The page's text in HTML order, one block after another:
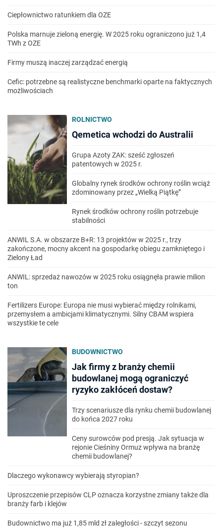
Ciepłownictwo ratunkiem dla OZE
Polska marnuje zieloną energię. W 2025 roku ograniczono już 1,4
TWh z OZE
Firmy muszą inaczej zarządzać energią
Cefic: potrzebne są realistyczne benchmarki oparte na faktycznych
możliwościach
ROLNICTWO
Qemetica wchodzi do Australii
Grupa Azoty ZAK: sześć zgłoszeń
patentowych w 2025 r.
Globalny rynek środków ochrony roślin wciąż
zdominowany przez „Wielką Piątkę”
Rynek środków ochrony roślin potrzebuje
stabilności
ANWIL S.A. w obszarze B+R: 13 projektów w 2025 r., trzy
zakończone, mocny akcent na gospodarkę obiegu zamkniętego i
Zielony Ład
ANWIL: sprzedaż nawozów w 2025 roku osiągnęła prawie milion
ton
Fertilizers Europe: Europa nie musi wybierać między rolnikami,
przemysłem a ambicjami klimatycznymi. Silny CBAM wspiera
wszystkie te cele
BUDOWNICTWO
Jak firmy z branży chemii
budowlanej mogą ograniczyć
ryzyko zakłóceń dostaw?
Trzy scenariusze dla rynku chemii budowlanej
do końca 2027 roku
Ceny surowców pod presją. Jak sytuacja w
rejonie Cieśniny Ormuz wpływa na branżę
chemii budowlanej?
Dlaczego wykonawcy wybierają styropian?
Uproszczenie przepisów CLP oznacza korzystne zmiany także dla
branży farb i klejów
Budownictwo ma już 1,85 mld zł zaległości - szczyt sezonu